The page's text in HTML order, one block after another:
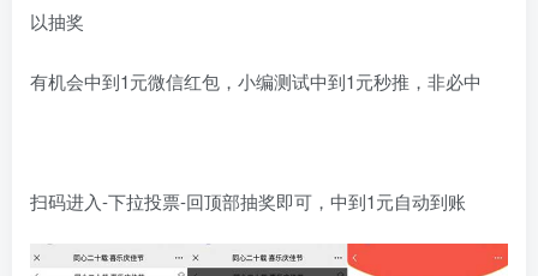
以抽奖
有机会中到1元微信红包，小编测试中到1元秒推，非必中
扫码进入-下拉投票-回顶部抽奖即可，中到1元自动到账